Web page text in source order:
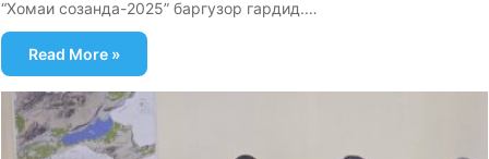
“Хомаи созанда-2025” баргузор гардид.…
Read More »